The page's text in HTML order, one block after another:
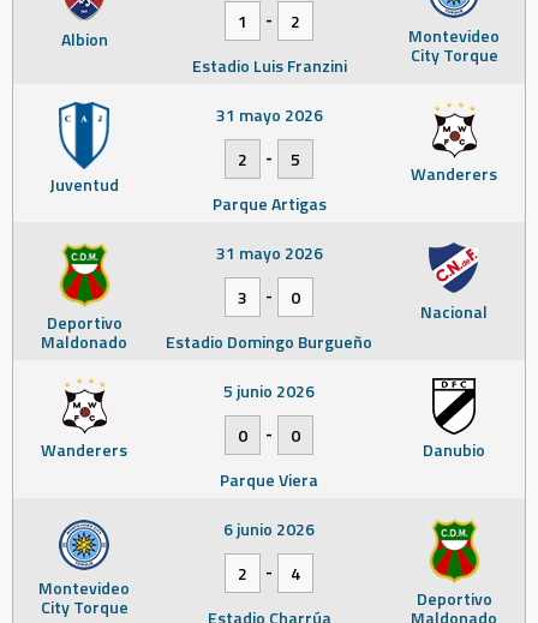
Albion Montevideo
City Torque
1
-
2
Estadio Luis Franzini
Juventud Wanderers
31 mayo 2026
2
-
5
Parque Artigas
Deportivo
Maldonado
Nacional
31 mayo 2026
3
-
0
Estadio Domingo Burgueño
Wanderers Danubio
5 junio 2026
0
-
0
Parque Viera
Montevideo
City Torque Deportivo
Maldonado
6 junio 2026
2
-
4
Estadio Charrúa